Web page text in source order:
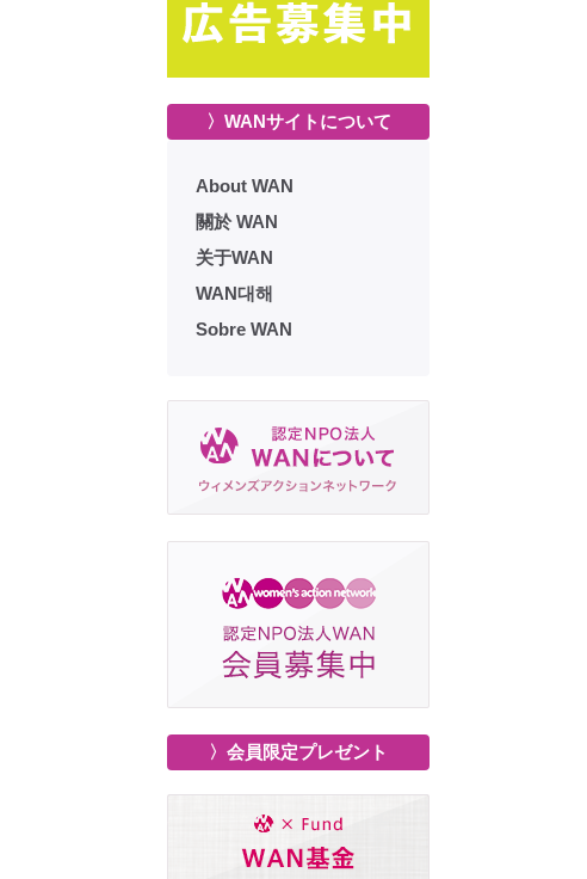
〉WANサイトについて
About WAN
關於 WAN
关于WAN
WAN대해
Sobre WAN
〉会員限定プレゼント